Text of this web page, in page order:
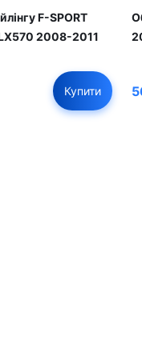
F-SPORT
2008-2011
Купити